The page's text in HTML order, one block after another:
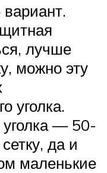
лучше
можно эту
уголка.
— 50-
да и
маленькие